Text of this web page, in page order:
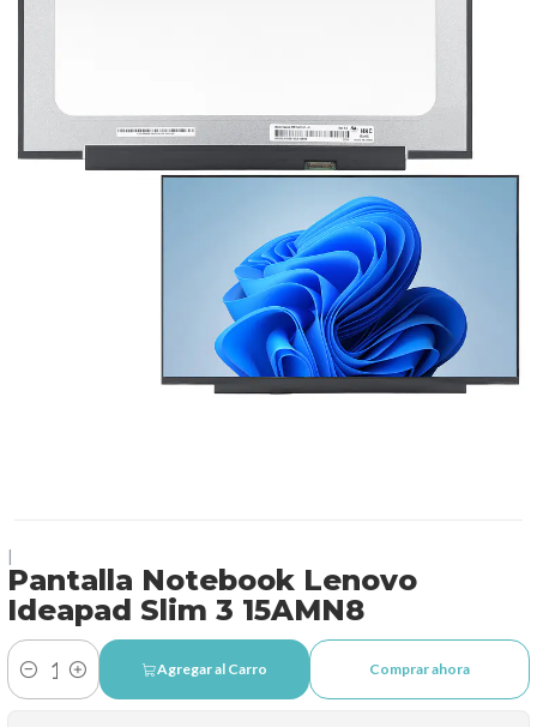
Pantalla Notebook Lenovo
Ideapad Slim 3 15AMN8
Cantidad
Agregar al Carro Comprar ahora